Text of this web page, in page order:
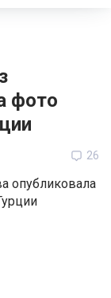
фото
26